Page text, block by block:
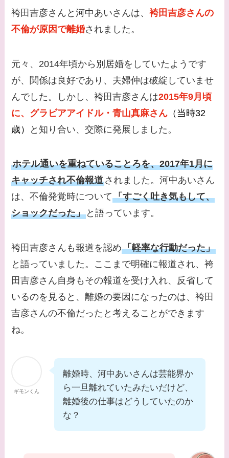
てる？
時代痩せていた？旦那
との馴れ初めは？
てる女優３選！結婚し
て旦那がいる？北海道
【画像】中谷美紀と似
てる女優３選！旦那や
子供はいる？砂糖断ち
のきっかけ・効果は？
袴田吉彦さんと河中あいさんは、袴田吉彦さんの
不倫が原因で離婚されました。
元々、2014年頃から別居婚をしていたようです
が、関係は良好であり、夫婦仲は破綻していませ
んでした。しかし、袴田吉彦さんは2015年9月頃
に、グラビアアイドル・青山真麻さん （当時32
歳）
と知り合い、交際に発展しました。
ホテル通いを重ねていることろを、2017年1月に
キャッチされ不倫報道されました。河中あいさん
は、不倫発覚時について「すごく吐き気もして、
ショックだった」 と語っています。
袴田吉彦さんも報道を認め「軽率な行動だった」
と語っていました。ここまで明確に報道され、袴
田吉彦さん自身もその報道を受け入れ、反省して
いるのを見ると、離婚の要因になったのは、袴田
吉彦さんの不倫だったと考えることができます
ね。
ギモンくん
離婚時、河中あいさんは芸能界か
ら一旦離れていたみたいだけど、
離婚後の仕事はどうしていたのか
な？